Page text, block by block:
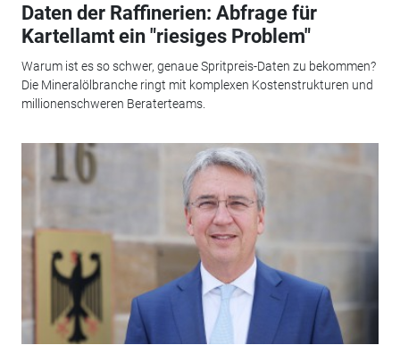
Daten der Raffinerien: Abfrage für
Kartellamt ein "riesiges Problem"
Warum ist es so schwer, genaue Spritpreis-Daten zu bekommen?
Die Mineralölbranche ringt mit komplexen Kostenstrukturen und
millionenschweren Beraterteams.